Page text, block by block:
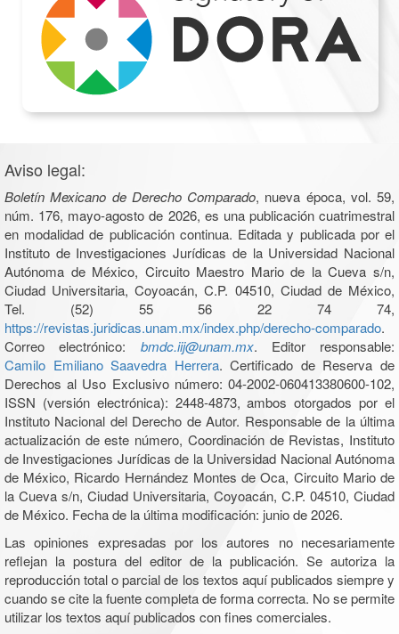
Aviso legal:
Boletín Mexicano de Derecho Comparado, nueva época, vol. 59,
núm. 176, mayo-agosto de 2026, es una publicación cuatrimestral
en modalidad de publicación continua. Editada y publicada por el
Instituto de Investigaciones Jurídicas de la Universidad Nacional
Autónoma de México, Circuito Maestro Mario de la Cueva s/n,
Ciudad Universitaria, Coyoacán, C.P. 04510, Ciudad de México,
Tel. (52) 55 56 22 74 74,
https://revistas.juridicas.unam.mx/index.php/derecho-comparado.
Correo electrónico: bmdc.iij@unam.mx. Editor responsable:
Camilo Emiliano Saavedra Herrera. Certificado de Reserva de
Derechos al Uso Exclusivo número: 04-2002-060413380600-102,
ISSN (versión electrónica): 2448-4873, ambos otorgados por el
Instituto Nacional del Derecho de Autor. Responsable de la última
actualización de este número, Coordinación de Revistas, Instituto
de Investigaciones Jurídicas de la Universidad Nacional Autónoma
de México, Ricardo Hernández Montes de Oca, Circuito Mario de
la Cueva s/n, Ciudad Universitaria, Coyoacán, C.P. 04510, Ciudad
de México. Fecha de la última modificación: junio de 2026.
Las opiniones expresadas por los autores no necesariamente
reflejan la postura del editor de la publicación. Se autoriza la
reproducción total o parcial de los textos aquí publicados siempre y
cuando se cite la fuente completa de forma correcta. No se permite
utilizar los textos aquí publicados con fines comerciales.